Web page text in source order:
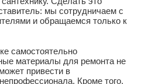
мы сотрудничаем с
и обращаемся только к
самостоятельно
материалы для ремонта не
привести в
Кроме того,